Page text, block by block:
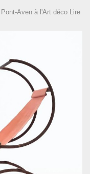
Aven à l'Art déco Lire